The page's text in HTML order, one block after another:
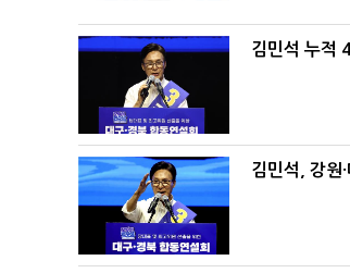
김민석 누적
김민석, 강